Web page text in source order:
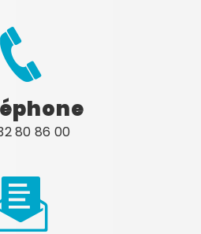
80 86 00